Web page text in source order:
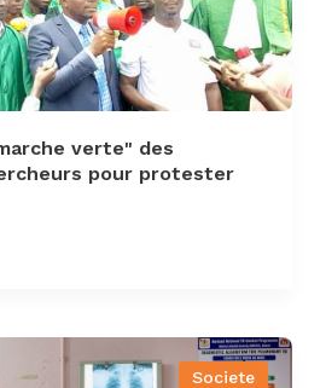
verte" des
pour protester
Societe